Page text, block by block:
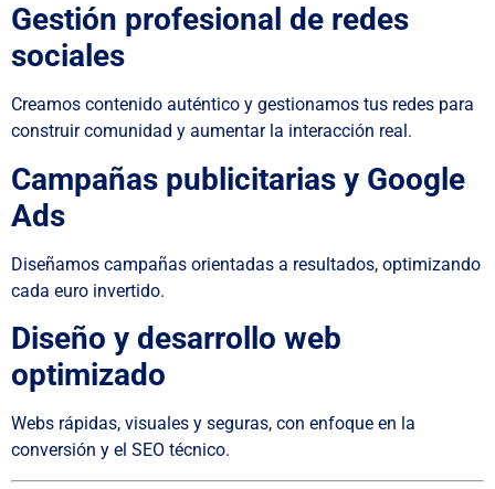
Gestión profesional de redes
sociales
Creamos contenido auténtico y gestionamos tus redes para
construir comunidad y aumentar la interacción real.
Campañas publicitarias y Google
Ads
Diseñamos campañas orientadas a resultados, optimizando
cada euro invertido.
Diseño y desarrollo web
optimizado
Webs rápidas, visuales y seguras, con enfoque en la
conversión y el SEO técnico.